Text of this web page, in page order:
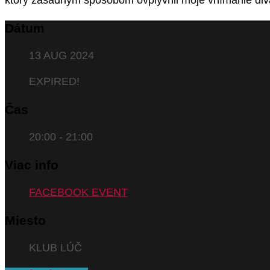
Dátum
13 AUG 2024
EXPIRED!
Čas
20:00 - 21:00
Viac info
FACEBOOK EVENT
Miesto
KLUB LÚČ